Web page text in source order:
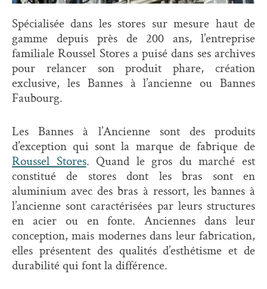
Spécialisée dans les stores sur mesure haut de
gamme depuis près de 200 ans, l’entreprise
familiale Roussel Stores a puisé dans ses archives
pour relancer son produit phare, création
exclusive, les Bannes à l’ancienne ou Bannes
Faubourg.
Les Bannes à l’Ancienne sont des produits
d’exception qui sont la marque de fabrique de
Roussel Stores. Quand le gros du marché est
constitué de stores dont les bras sont en
aluminium avec des bras à ressort, les bannes à
l’ancienne sont caractérisées par leurs structures
en acier ou en fonte. Anciennes dans leur
conception, mais modernes dans leur fabrication,
elles présentent des qualités d’esthétisme et de
durabilité qui font la différence.